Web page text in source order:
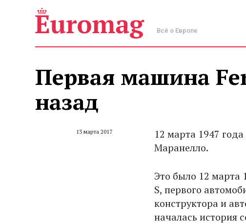
Всё о Европе
Первая машина
назад
13 марта 2017
12 марта 1947
Маранелло.
Это было 12 марта
S, первого
конструктора и
началась история